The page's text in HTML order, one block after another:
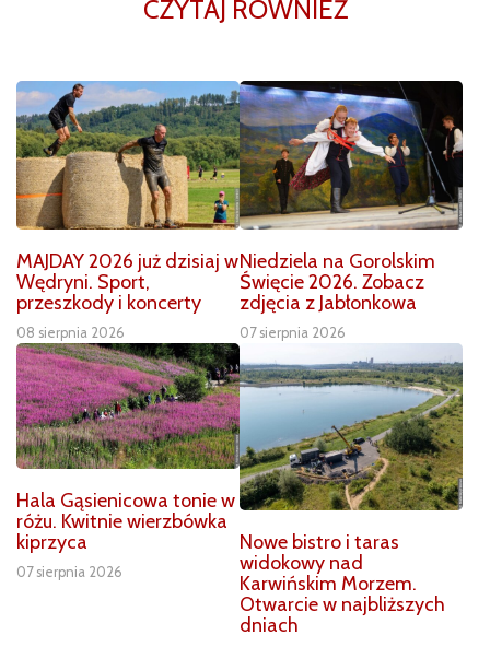
CZYTAJ RÓWNIEŻ
MAJDAY 2026 już dzisiaj w
Wędryni. Sport,
przeszkody i koncerty
08 sierpnia 2026
Niedziela na Gorolskim
Święcie 2026. Zobacz
zdjęcia z Jabłonkowa
07 sierpnia 2026
Hala Gąsienicowa tonie w
różu. Kwitnie wierzbówka
kiprzyca
07 sierpnia 2026
Nowe bistro i taras
widokowy nad
Karwińskim Morzem.
Otwarcie w najbliższych
dniach